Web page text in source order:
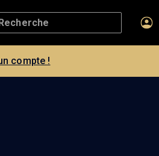
compte !